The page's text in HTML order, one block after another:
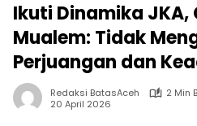
Ikuti Dinamika JKA,
Mualem: Tidak
Perjuangan dan
Redaksi BatasAceh
2 Min
20 April 2026